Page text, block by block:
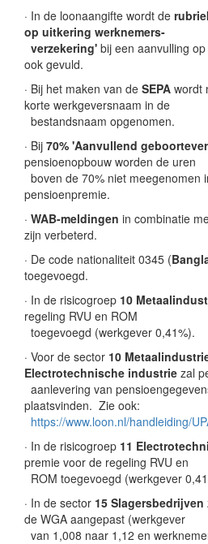
· In de loonaangifte wordt de
op uitkering werknemers-
verzekering' bij een aanvulling
ook gevuld.
· Bij het maken van de SEPA wordt
korte werkgeversnaam in de
bestandsnaam opgenomen.
· Bij 70% 'Aanvullend
pensioenopbouw worden de uren
boven de 70% niet meegenomen
pensioenpremie.
· WAB-meldingen in combinatie
zijn verbeterd.
· De code nationaliteit 0345 (
toegevoegd.
· In de risicogroep 10
regeling RVU en ROM
toegevoegd (werkgever 0,41%).
· Voor de sector 10
Electrotechnische industrie zal
aanlevering van
plaatsvinden. Zie ook:
https://www.loon.nl/handleiding/
· In de risicogroep 11
premie voor de regeling RVU en
ROM toegevoegd (werkgever
· In de sector 15 Slagersbedrijven
de WGA aangepast (werkgever
van 1,008 naar 1,12 en